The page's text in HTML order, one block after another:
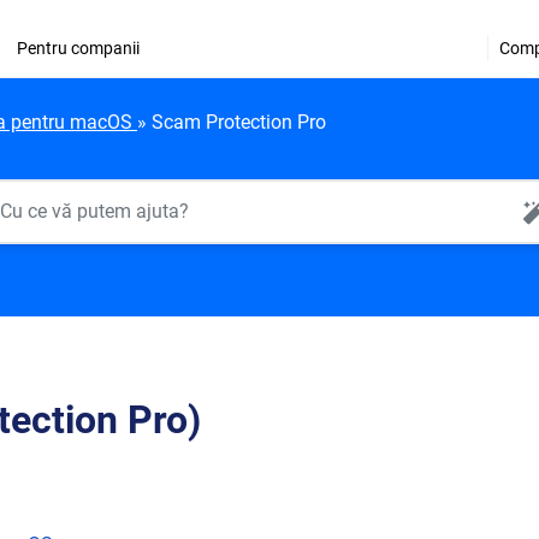
Pentru companii
pentru macOS » Scam Protection Pro
Pro)